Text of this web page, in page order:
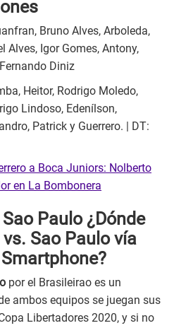
Bruno Alves, Arboleda,
Alves, Igor Gomes, Antony,
Diniz
Heitor, Rodrigo Moledo,
Lindoso, Edenílson,
Patrick y Guerrero. | DT:
a Boca Juniors: Nolberto
en La Bombonera
Paulo ¿Dónde
Sao Paulo vía
por el Brasileirao es un
ambos equipos se juegan sus
Libertadores 2020, y si no